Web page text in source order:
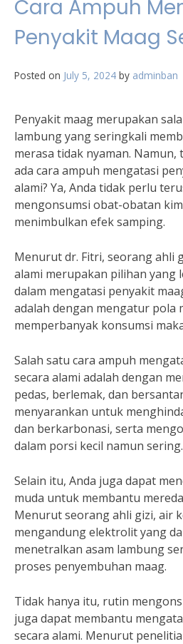
Cara Ampuh
Penyakit Maag
Posted on July 5, 2024 by adminban
Penyakit maag merupakan
lambung yang seringkali
merasa tidak nyaman. Namun,
ada cara ampuh mengatasi
alami? Ya, Anda tidak perlu
mengonsumsi obat-obatan
menimbulkan efek samping.
Menurut dr. Fitri, seorang ahli
alami merupakan pilihan yang
dalam mengatasi penyakit
adalah dengan mengatur pola
memperbanyak konsumsi
Salah satu cara ampuh
secara alami adalah dengan
pedas, berlemak, dan
menyarankan untuk
dan berkarbonasi, serta
dalam porsi kecil namun sering.
Selain itu, Anda juga dapat
muda untuk membantu
Menurut seorang ahli gizi, air
mengandung elektrolit yang
menetralkan asam lambung
proses penyembuhan maag.
Tidak hanya itu, rutin
juga dapat membantu
secara alami. Menurut